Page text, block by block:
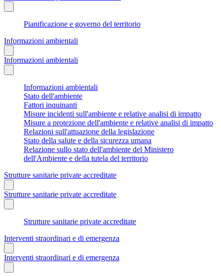
Pianificazione e governo del territorio
Informazioni ambientali
Informazioni ambientali
Informazioni ambientali
Stato dell'ambiente
Fattori inquinanti
Misure incidenti sull'ambiente e relative analisi di impatto
Misure a protezione dell'ambiente e relative analisi di impatto
Relazioni sull'attuazione della legislazione
Stato della salute e della sicurezza umana
Relazione sullo stato dell'ambiente del Ministero
dell'Ambiente e della tutela del territorio
Strutture sanitarie private accreditate
Strutture sanitarie private accreditate
Strutture sanitarie private accreditate
Interventi straordinari e di emergenza
Interventi straordinari e di emergenza